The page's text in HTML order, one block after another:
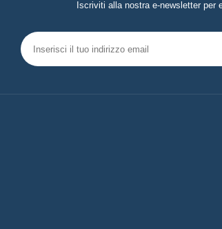
Iscriviti alla nostra e-newsletter per